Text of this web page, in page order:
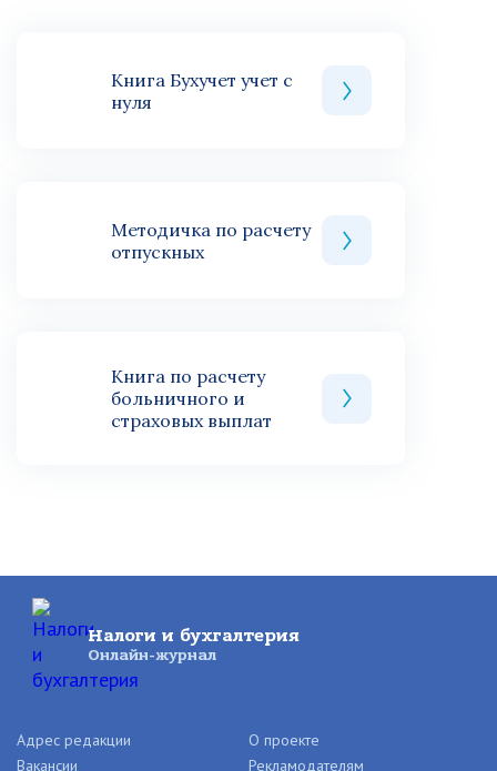
Книга Бухучет учет с
нуля
Методичка по расчету
отпускных
Книга по расчету
больничного и
страховых выплат
Налоги и бухгалтерия
Онлайн-журнал
Адрес редакции
О проекте
Вакансии
Рекламодателям